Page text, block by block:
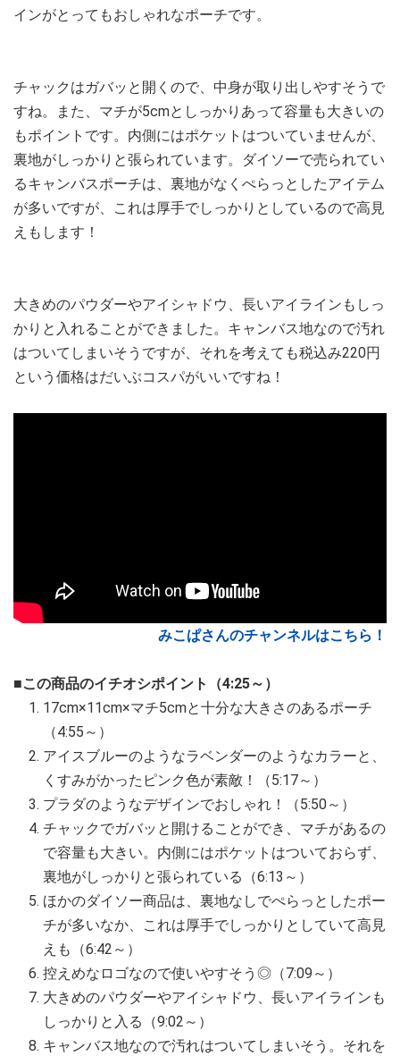
インがとってもおしゃれなポーチです。
チャックはガバッと開くので、中身が取り出しやすそうで
すね。また、マチが5cmとしっかりあって容量も大きいの
もポイントです。内側にはポケットはついていませんが、
裏地がしっかりと張られています。ダイソーで売られてい
るキャンバスポーチは、裏地がなくぺらっとしたアイテム
が多いですが、これは厚手でしっかりとしているので高見
えもします！
大きめのパウダーやアイシャドウ、長いアイラインもしっ
かりと入れることができました。キャンバス地なので汚れ
はついてしまいそうですが、それを考えても税込み220円
という価格はだいぶコスパがいいですね！
みこぱさんのチャンネルはこちら！
■この商品のイチオシポイント（4:25～）
17cm×11cm×マチ5cmと十分な大きさのあるポーチ
（4:55～）
アイスブルーのようなラベンダーのようなカラーと、
くすみがかったピンク色が素敵！（5:17～）
プラダのようなデザインでおしゃれ！（5:50～）
チャックでガバッと開けることができ、マチがあるの
で容量も大きい。内側にはポケットはついておらず、
裏地がしっかりと張られている（6:13～）
ほかのダイソー商品は、裏地なしでぺらっとしたポー
チが多いなか、これは厚手でしっかりとしていて高見
えも（6:42～）
控えめなロゴなので使いやすそう◎（7:09～）
大きめのパウダーやアイシャドウ、長いアイラインも
しっかりと入る（9:02～）
キャンバス地なので汚れはついてしまいそう。それを